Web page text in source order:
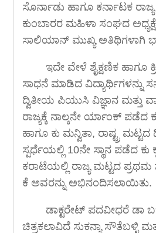
ಸೊರ್ನಾಡು ಹಾಗೂ ಕರ್ನಾಟಕ
ಕುಂಬಾರರ ಮಹಿಳಾ ಸಂಘದ
ಸಾಲಿಯಾನ್ ಮುಖ್ಯ ಅತಿಥಿಗಳಾಗಿ
ಇದೇ ವೇಳೆ ಶೈಕ್ಷಣಿಕ ಹಾಗೂ
ಸಾಧನೆ ಮಾಡಿದ ವಿದ್ಯಾರ್ಥಿಗಳನ್ನು
ದ್ವಿತೀಯ ಪಿಯುಸಿ ವಿಜ್ಞಾನ ಮತ್ತು
ರಾಜ್ಯಕ್ಕೆ ನಾಲ್ಕನೇ ರ್ಯಾಂಕ್ ಪಡೆದ
ಹಾಗೂ ಕು ಮನ್ವಿತಾ, ರಾಷ್ಟ್ರ
ಸ್ಪರ್ಧೆಯಲ್ಲಿ 10ನೇ ಸ್ಥಾನ ಪಡೆದ
ಕರಾಟೆಯಲ್ಲಿ ರಾಜ್ಯ ಮಟ್ಟದ ಪ್ರಥಮ
ಕೆ ಅವರನ್ನು ಅಭಿನಂದಿಸಲಾಯಿತು.
ಡಾಕ್ಟರೇಟ್ ಪದವೀಧರೆ ಡಾ
ಚಿತ್ರಕಲಾವಿದೆ ಸುಕನ್ಯಾ ಸೌತೆಬಳ್ಳಿ